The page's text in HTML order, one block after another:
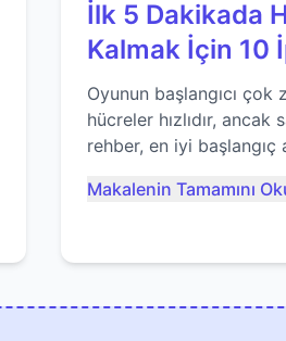
İlk 5 Dakikada
Kalmak İçin 10
Oyunun başlangıcı çok
hücreler hızlıdır, ancak
rehber, en iyi başlangıç
olmaktan nasıl
Makalenin Tamamını